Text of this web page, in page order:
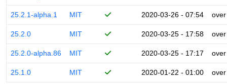
25.2.1-alpha.1 MIT 2020-03-26 - 07:54
25.2.0 MIT 2020-03-25 - 17:58
25.2.0-alpha.86 MIT 2020-03-25 - 17:17
25.1.0 MIT 2020-01-22 - 01:00